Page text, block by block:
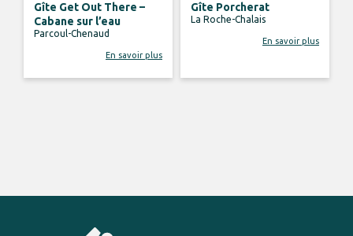
Gîte Get Out There –
Cabane sur l’eau
Parcoul-Chenaud
En savoir plus
Gîte Porcherat
La Roche-Chalais
En savoir plus